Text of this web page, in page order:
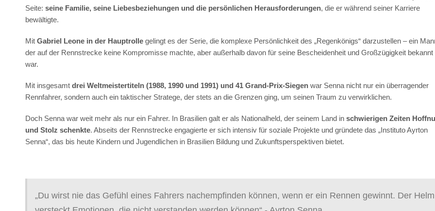
Seite: seine Familie, seine Liebesbeziehungen und die persönlichen Herausforderungen, die er während seiner Karriere
bewältigte.
Mit Gabriel Leone in der Hauptrolle gelingt es der Serie, die komplexe Persönlichkeit des „Regenkönigs“ darzustellen – ein
der auf der Rennstrecke keine Kompromisse machte, aber außerhalb davon für seine Bescheidenheit und Großzügigkeit bekannt
war.
Mit insgesamt drei Weltmeistertiteln (1988, 1990 und 1991) und 41 Grand-Prix-Siegen war Senna nicht nur ein überragender
Rennfahrer, sondern auch ein taktischer Stratege, der stets an die Grenzen ging, um seinen Traum zu verwirklichen.
Doch Senna war weit mehr als nur ein Fahrer. In Brasilien galt er als Nationalheld, der seinem Land in schwierigen Zeiten
und Stolz schenkte. Abseits der Rennstrecke engagierte er sich intensiv für soziale Projekte und gründete das „Instituto Ayrton
Senna“, das bis heute Kindern und Jugendlichen in Brasilien Bildung und Zukunftsperspektiven bietet.
„Du wirst nie das Gefühl eines Fahrers nachempfinden können, wenn er ein Rennen gewinnt. Der Helm